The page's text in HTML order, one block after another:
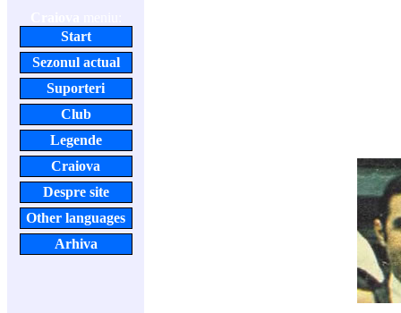
Start
Sezonul actual
Suporteri
Club
Legende
Craiova
Despre site
Other languages
Arhiva